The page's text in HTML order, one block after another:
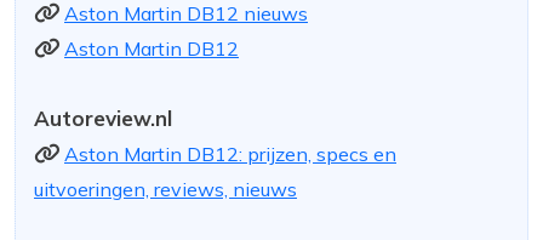
Aston Martin DB12 nieuws
Aston Martin DB12
Autoreview.nl
Aston Martin DB12: prijzen, specs en
uitvoeringen, reviews, nieuws